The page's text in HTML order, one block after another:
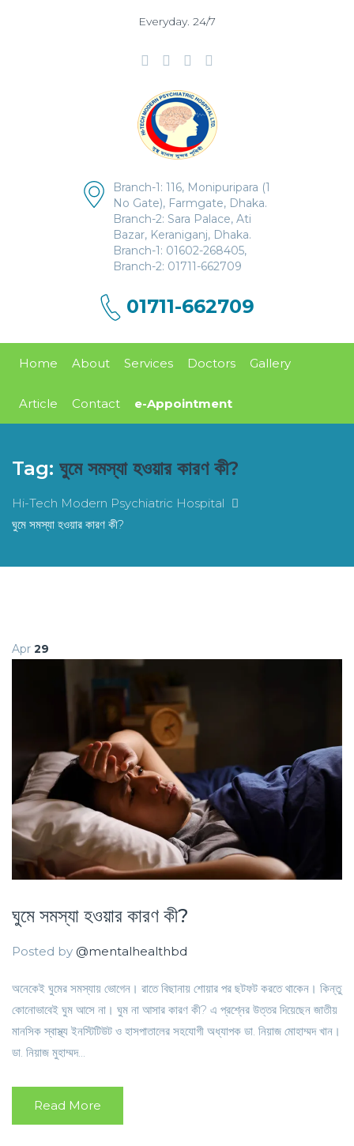
Everyday. 24/7
Branch-1: 116, Monipuripara (1
No Gate), Farmgate, Dhaka.
Branch-2: Sara Palace, Ati
Bazar, Keraniganj, Dhaka.
Branch-1: 01602-268405,
Branch-2: 01711-662709
01711-662709
Home About Services Doctors Gallery
Article Contact e-Appointment
Tag: ঘুমে সমস্যা হওয়ার কারণ কী?
Hi-Tech Modern Psychiatric Hospital
ঘুমে সমস্যা হওয়ার কারণ কী?
Apr 29
ঘুমে সমস্যা হওয়ার কারণ কী?
Posted by @mentalhealthbd
অনেকেই ঘুমের সমস্যায় ভোগেন। রাতে বিছানায় শোয়ার পর ছটফট করতে থাকেন। কিন্তু
কোনোভাবেই ঘুম আসে না। ঘুম না আসার কারণ কী? এ প্রশ্নের উত্তর দিয়েছেন জাতীয়
মানসিক স্বাস্থ্য ইনস্টিটিউট ও হাসপাতালের সহযোগী অধ্যাপক ডা. নিয়াজ মোহাম্মদ খান।
ডা. নিয়াজ মুহাম্মদ...
Read More